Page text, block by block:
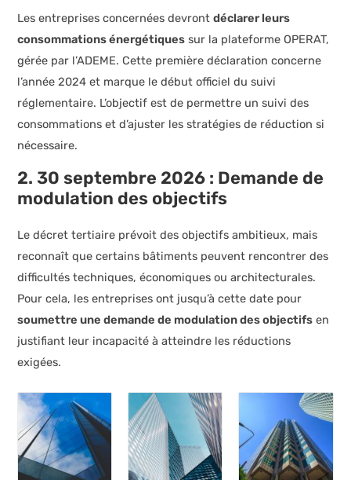
Les entreprises concernées devrontdéclarer leurs
consommations énergétiques sur la plateforme OPERAT,
gérée par l’ADEME. Cette première déclaration concerne
l’année 2024 et marque le début officiel du suivi
réglementaire. L’objectif est de permettre un suivi des
consommations et d’ajuster les stratégies de réduction si
nécessaire.
2. 30 septembre 2026 : Demande de
modulation des objectifs
Le décret tertiaire prévoit des objectifs ambitieux, mais
reconnaît que certains bâtiments peuvent rencontrer des
difficultés techniques, économiques ou architecturales.
Pour cela, les entreprises ont jusqu’à cette date pour
soumettre une demande de modulation des objectifs en
justifiant leur incapacité à atteindre les réductions
exigées.